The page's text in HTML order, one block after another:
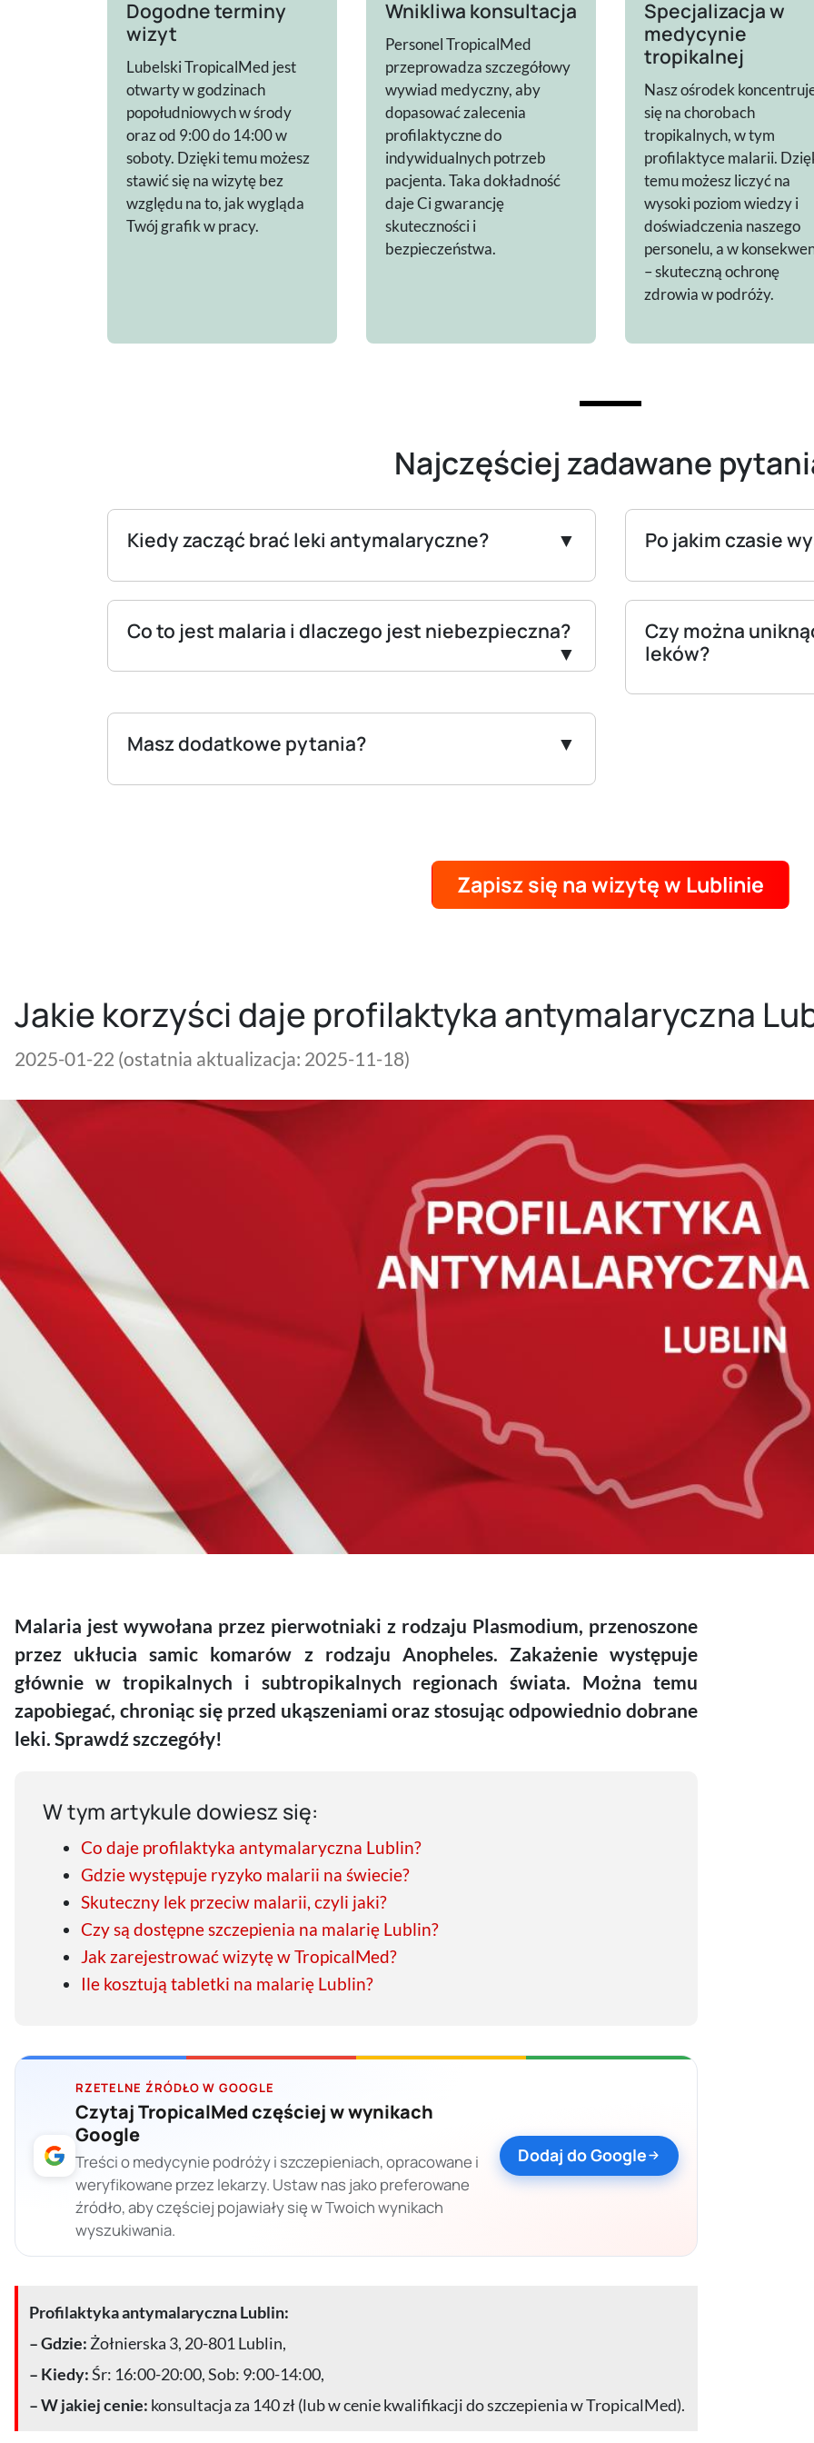
Dogodne terminy
wizyt
Lubelski TropicalMed jest
otwarty w godzinach
popołudniowych w środy
oraz od 9:00 do 14:00 w
soboty. Dzięki temu możesz
stawić się na wizytę bez
względu na to, jak wygląda
Twój grafik w pracy.
Wnikliwa konsultacja
Personel TropicalMed
przeprowadza szczegółowy
wywiad medyczny, aby
dopasować zalecenia
profilaktyczne do
indywidualnych potrzeb
pacjenta. Taka dokładność
daje Ci gwarancję
skuteczności i
bezpieczeństwa.
Specjalizacja w
medycynie
tropikalnej
Nasz ośrodek
się na chorobach
tropikalnych, w tym
profilaktyce malarii.
temu możesz liczyć na
wysoki poziom wiedzy i
doświadczenia naszego
personelu, a w
– skuteczną ochronę
zdrowia w podróży.
Najczęściej zadawane
Kiedy zacząć brać leki antymalaryczne? Po jakim czasie
Co to jest malaria i dlaczego jest niebezpieczna?
Czy można
leków?
Masz dodatkowe pytania?
Zapisz się na wizytę w Lublinie
Jakie korzyści daje profilaktyka antymalaryczna
2025-01-22 (ostatnia aktualizacja: 2025-11-18)
Malaria jest wywołana przez pierwotniaki z rodzaju Plasmodium, przenoszone
przez ukłucia samic komarów z rodzaju Anopheles. Zakażenie występuje
głównie w tropikalnych i subtropikalnych regionach świata. Można temu
zapobiegać, chroniąc się przed ukąszeniami oraz stosując odpowiednio dobrane
leki. Sprawdź szczegóły!
W tym artykule dowiesz się:
Co daje profilaktyka antymalaryczna Lublin?
Gdzie występuje ryzyko malarii na świecie?
Skuteczny lek przeciw malarii, czyli jaki?
Czy są dostępne szczepienia na malarię Lublin?
Jak zarejestrować wizytę w TropicalMed?
Ile kosztują tabletki na malarię Lublin?
RZETELNE ŹRÓDŁO W GOOGLE
Czytaj TropicalMed częściej w wynikach
Google
Treści o medycynie podróży i szczepieniach, opracowane i
weryfikowane przez lekarzy. Ustaw nas jako preferowane
źródło, aby częściej pojawiały się w Twoich wynikach
wyszukiwania.
Dodaj do Google
Profilaktyka antymalaryczna Lublin:
– Gdzie: Żołnierska 3, 20-801 Lublin,
– Kiedy:Śr: 16:00-20:00, Sob: 9:00-14:00,
– W jakiej cenie: konsultacja za 140 zł (lub w cenie kwalifikacji do szczepienia w TropicalMed).